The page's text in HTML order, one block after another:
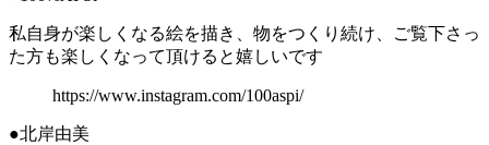
私自身が楽しくなる絵を描き、物をつくり続け、ご覧下さっ
た方も楽しくなって頂けると嬉しいです
https://www.instagram.com/100aspi/
●北岸由美